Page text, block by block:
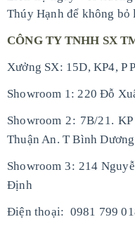
Thúy Hạnh để không
CÔNG TY TNHH SX
Xưởng SX: 15D, KP4, P
Showroom 1: 220 Đỗ
Showroom 2: 7B/21.
Thuận An. T Bình Dương
Showroom 3: 214
Định
Điện thoại: 0981 799